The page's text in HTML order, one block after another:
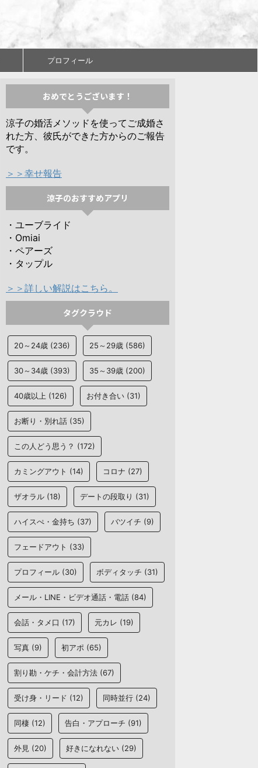
プロフィール
おめでとうございます！
涼子の婚活メソッドを使ってご成婚さ
れた方、彼氏ができた方からのご報告
です。
＞＞幸せ報告
涼子のおすすめアプリ
・ユーブライド
・Omiai
・ペアーズ
・タップル
＞＞詳しい解説はこちら。
タグクラウド
20～24歳 (236) 25～29歳 (586)
30～34歳 (393) 35～39歳 (200)
40歳以上 (126) お付き合い (31)
お断り・別れ話 (35)
この人どう思う？ (172)
カミングアウト (14) コロナ (27)
ザオラル (18) デートの段取り (31)
ハイスぺ・金持ち (37) バツイチ (9)
フェードアウト (33)
プロフィール (30) ボディタッチ (31)
メール・LINE・ビデオ通話・電話 (84)
会話・タメ口 (17) 元カレ (19)
写真 (9) 初アポ (65)
割り勘・ケチ・会計方法 (67)
受け身・リード (12) 同時並行 (24)
同棲 (12) 告白・アプローチ (91)
外見 (20) 好きになれない (29)